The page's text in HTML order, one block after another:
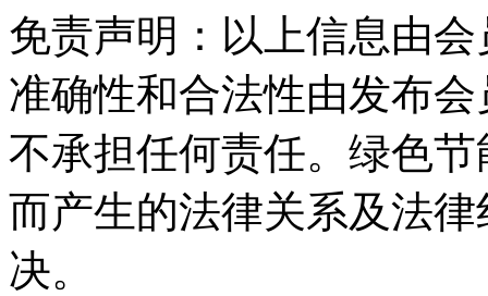
免责声明：以上信息由
准确性和合法性由发布
不承担任何责任。绿色
而产生的法律关系及法
决。